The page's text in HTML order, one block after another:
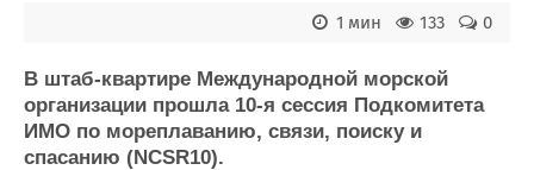
Компании
Репутация
Доска объявлений
Оборудование
Изделия
Материалы
0
133
1 мин
В штаб-квартире Международной морской
организации прошла 10-я сессия Подкомитета
ИМО по мореплаванию, связи, поиску и
спасанию (NCSR10).